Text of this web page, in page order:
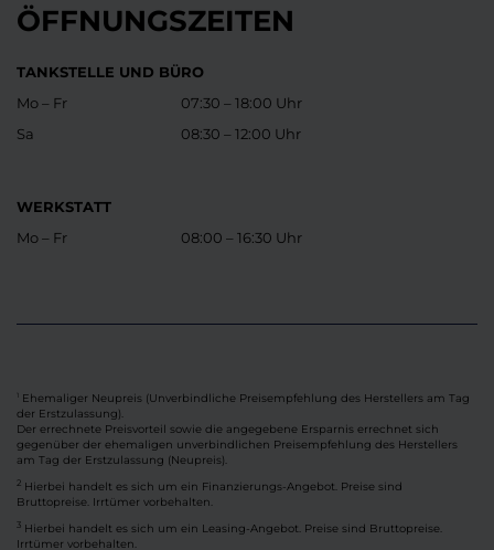
ÖFFNUNGSZEITEN
TANKSTELLE UND BÜRO
Mo – Fr
Sa
07:30 – 18:00 Uhr
08:30 – 12:00 Uhr
WERKSTATT
Mo – Fr
08:00 – 16:30 Uhr
Ehemaliger Neupreis (Unverbindliche Preisempfehlung des Herstellers am Tag
der Erstzulassung).
Der errechnete Preisvorteil sowie die angegebene Ersparnis errechnet sich
gegenüber der ehemaligen unverbindlichen Preisempfehlung des Herstellers
am Tag der Erstzulassung (Neupreis).
2 Hierbei handelt es sich um ein Finanzierungs-Angebot. Preise sind
Bruttopreise. Irrtümer vorbehalten.
3 Hierbei handelt es sich um ein Leasing-Angebot. Preise sind Bruttopreise.
Irrtümer vorbehalten.